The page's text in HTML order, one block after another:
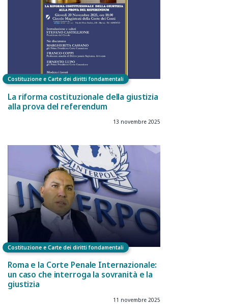
Costituzione e Carte dei diritti fondamentali
La riforma costituzionale della giustizia
alla prova del referendum
13 novembre 2025
Costituzione e Carte dei diritti fondamentali
Roma e la Corte Penale Internazionale:
un caso che interroga la sovranità e la
giustizia
11 novembre 2025